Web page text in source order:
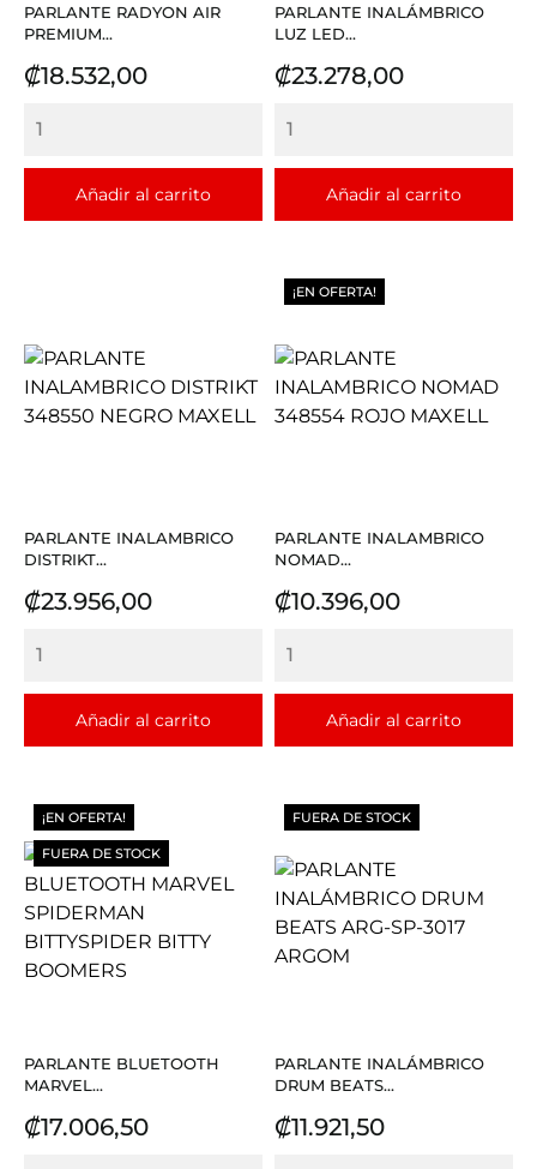
PARLANTE RADYON AIR
PREMIUM...
Precio
₡18.532,00
Añadir al carrito
PARLANTE INALÁMBRICO
LUZ LED...
Precio
₡23.278,00
Añadir al carrito
PARLANTE INALAMBRICO
DISTRIKT...
Precio
₡23.956,00
Añadir al carrito
PARLANTE INALAMBRICO
NOMAD...
Precio
₡10.396,00
Añadir al carrito
¡EN OFERTA!
PARLANTE BLUETOOTH
MARVEL...
Precio
₡17.006,50
¡EN OFERTA!
FUERA DE STOCK
PARLANTE INALÁMBRICO
DRUM BEATS...
Precio
₡11.921,50
FUERA DE STOCK